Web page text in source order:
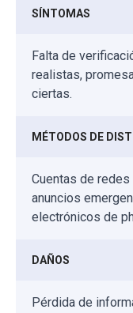
SÍNTOMAS
Falta de
realistas,
ciertas.
MÉTODOS DE
Cuentas de
anuncios
electrónicos de
DAÑOS
Pérdida de